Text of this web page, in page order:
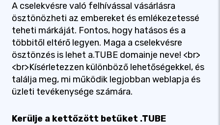
A cselekvésre való felhívással vásárlásra
ösztönözheti az embereket és emlékezetessé
teheti márkáját. Fontos, hogy hatásos és a
többitől eltérő legyen. Maga a cselekvésre
ösztönzés is lehet a.TUBE domainje neve! <br>
<br>Kísérletezzen különböző lehetőségekkel, és
találja meg, mi működik legjobban weblapja és
üzleti tevékenysége számára.
Kerülje a kettőzött betűket .TUBE